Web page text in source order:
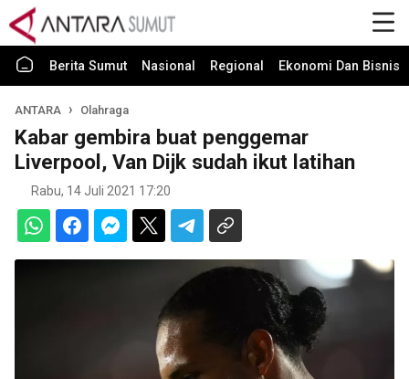
Berita Sumut Nasional Regional Ekonomi Dan Bisnis
ANTARA Olahraga
Kabar gembira buat penggemar
Liverpool, Van Dijk sudah ikut latihan
Rabu, 14 Juli 2021 17:20